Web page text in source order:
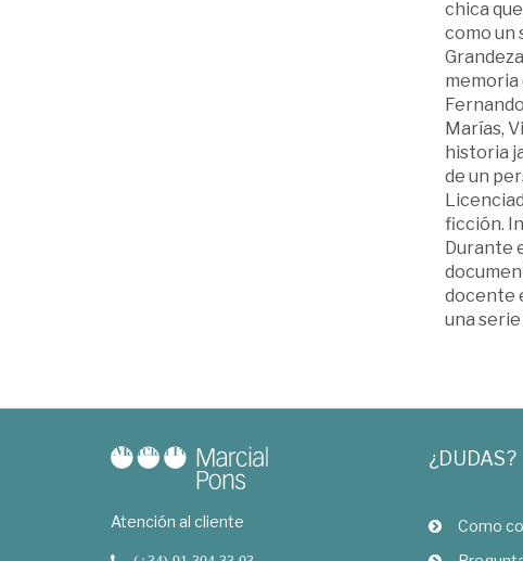
chica
como un
memoria
Marías,
historia
de un
ficción.
Durante
docente
una
Atención al cliente
¿DUDAS?
Como